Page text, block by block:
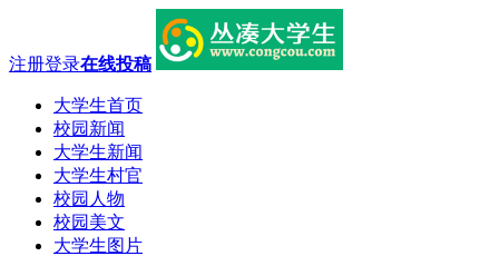
注册登录在线投稿
大学生首页
校园新闻
大学生新闻
大学生村官
校园人物
校园美文
大学生图片